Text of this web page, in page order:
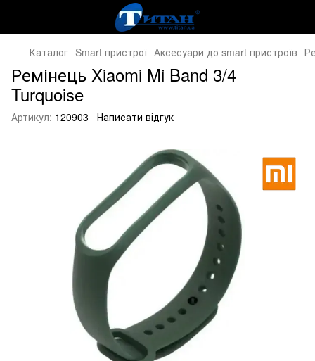
Каталог Smart пристрої Аксесуари до smart пристроїв
Ремінець Xiaomi Mi Band 3/4
Turquoise
Артикул: 120903 Написати відгук